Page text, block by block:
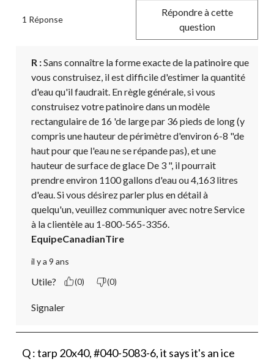
1 Réponse
Répondre à cette
question
R : Sans connaître la forme exacte de la patinoire que
vous construisez, il est difficile d'estimer la quantité
d'eau qu'il faudrait. En règle générale, si vous
construisez votre patinoire dans un modèle
rectangulaire de 16 'de large par 36 pieds de long (y
compris une hauteur de périmètre d'environ 6-8 "de
haut pour que l'eau ne se répande pas), et une
hauteur de surface de glace De 3 ", il pourrait
prendre environ 1100 gallons d'eau ou 4,163 litres
d'eau. Si vous désirez parler plus en détail à
quelqu'un, veuillez communiquer avec notre Service
à la clientèle au 1-800-565-3356.
EquipeCanadianTire
il y a 9 ans
Utile? (0) (0)
Signaler
Q : tarp 20x40, #040-5083-6, it says it's an ice